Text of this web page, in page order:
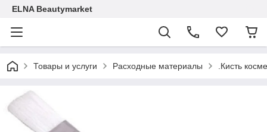
ELNA Beautymarket
Товары и услуги Расходные материалы .Кисть